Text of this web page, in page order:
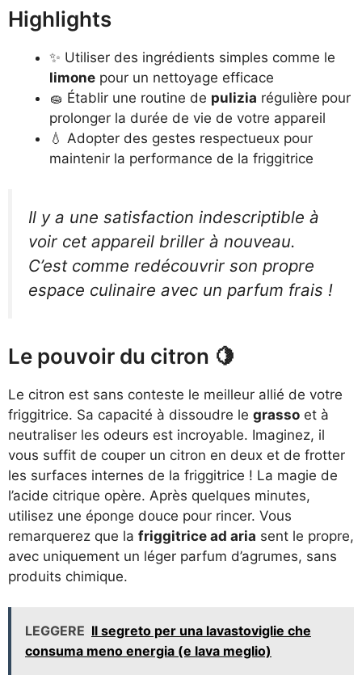
Highlights
✨ Utiliser des ingrédients simples comme le
limone pour un nettoyage efficace
🧽 Établir une routine de pulizia régulière pour
prolonger la durée de vie de votre appareil
💧 Adopter des gestes respectueux pour
maintenir la performance de la friggitrice
Il y a une satisfaction indescriptible à
voir cet appareil briller à nouveau.
C’est comme redécouvrir son propre
espace culinaire avec un parfum frais !
Le pouvoir du citron 🍋
Le citron est sans conteste le meilleur allié de votre
friggitrice. Sa capacité à dissoudre le grasso et à
neutraliser les odeurs est incroyable. Imaginez, il
vous suffit de couper un citron en deux et de frotter
les surfaces internes de la friggitrice ! La magie de
l’acide citrique opère. Après quelques minutes,
utilisez une éponge douce pour rincer. Vous
remarquerez que la friggitrice ad aria sent le propre,
avec uniquement un léger parfum d’agrumes, sans
produits chimique.
LEGGERE Il segreto per una lavastoviglie che
consuma meno energia (e lava meglio)